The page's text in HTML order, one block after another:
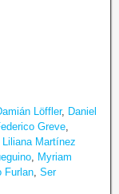
Löffler, Daniel
Greve
Liliana Martínez
Myriam
Furlan Ser